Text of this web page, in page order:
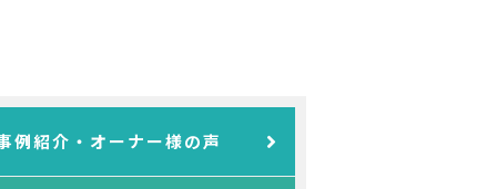
例紹介・オーナー様の声